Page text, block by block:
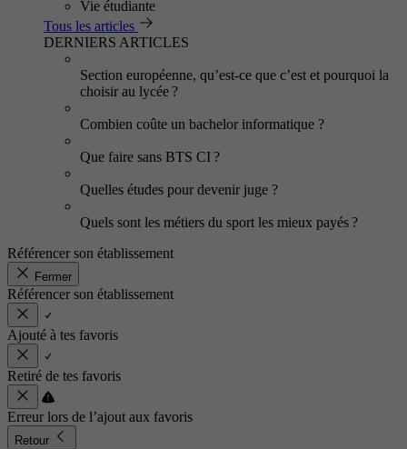
Vie étudiante
Tous les articles
DERNIERS ARTICLES
Section européenne, qu’est-ce que c’est et pourquoi la
choisir au lycée ?
Combien coûte un bachelor informatique ?
Que faire sans BTS CI ?
Quelles études pour devenir juge ?
Quels sont les métiers du sport les mieux payés ?
Référencer son établissement
Fermer
Référencer son établissement
Ajouté à tes favoris
Retiré de tes favoris
Erreur lors de l’ajout aux favoris
Retour